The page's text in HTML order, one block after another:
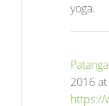
yoga.
2016
https://